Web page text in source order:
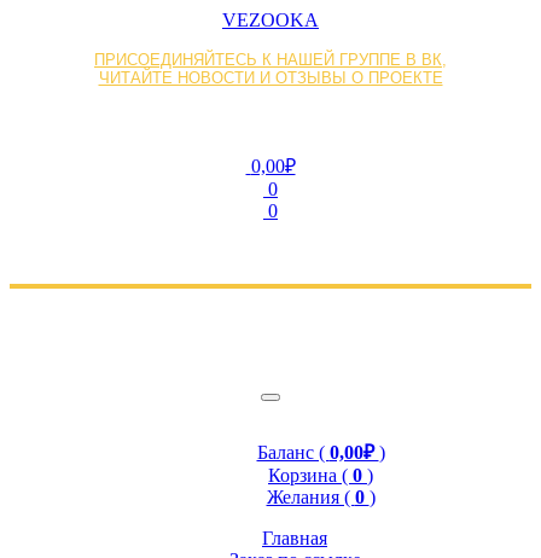
VEZOOKA
ПРИСОЕДИНЯЙТЕСЬ К НАШЕЙ ГРУППЕ В ВК,
ЧИТАЙТЕ НОВОСТИ И ОТЗЫВЫ О ПРОЕКТЕ
0,00₽
0
0
Баланс ( 0,00₽)
Корзина ( 0 )
Желания ( 0 )
Главная